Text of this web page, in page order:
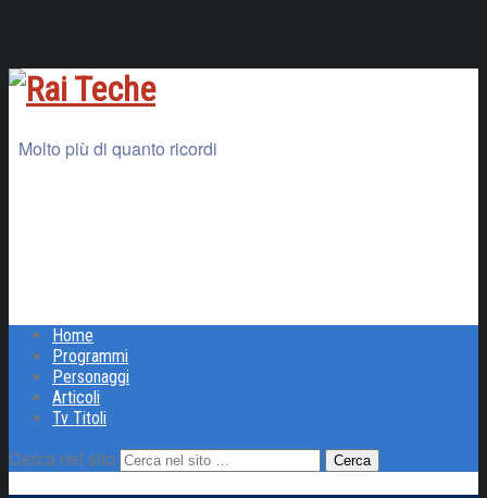
Molto più di quanto ricordi
Home
Programmi
Personaggi
Articoli
Tv Titoli
Cerca nel sito